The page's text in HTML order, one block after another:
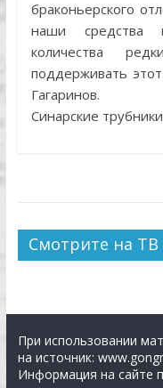
браконьерского
наши средства
количества
поддерживать
Гагаринов.
Синарские трубники
Смотрите на ТВ
При использовании
на источник:
Информация на сайте